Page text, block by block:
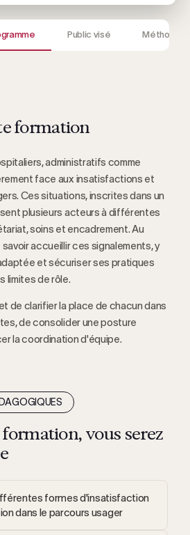
Public visé Méthodes
formation
administratifs comme
face aux insatisfactions et
Ces situations, inscrites dans un
plusieurs acteurs à différentes
soins et encadrement. Au
accueillir ces signalements, y
et sécuriser ses pratiques
limites de rôle.
de clarifier la place de chacun dans
de consolider une posture
la coordination d'équipe.
formation, vous serez
formes d'insatisfaction
dans le parcours usager